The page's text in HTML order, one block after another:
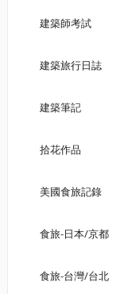
建築師考試
建築旅行日誌
建築筆記
拾花作品
美國食旅記錄
食旅-日本/京都
食旅-台灣/台北